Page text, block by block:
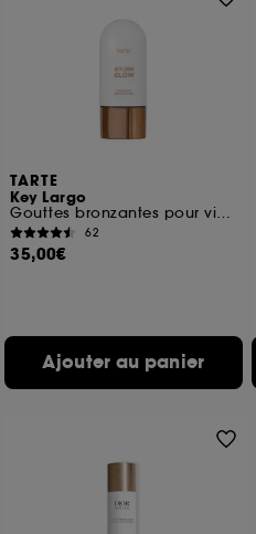
TARTE
Key Largo
Gouttes bronzantes pour visage et corps
62
35,00€
Ajouter au panier